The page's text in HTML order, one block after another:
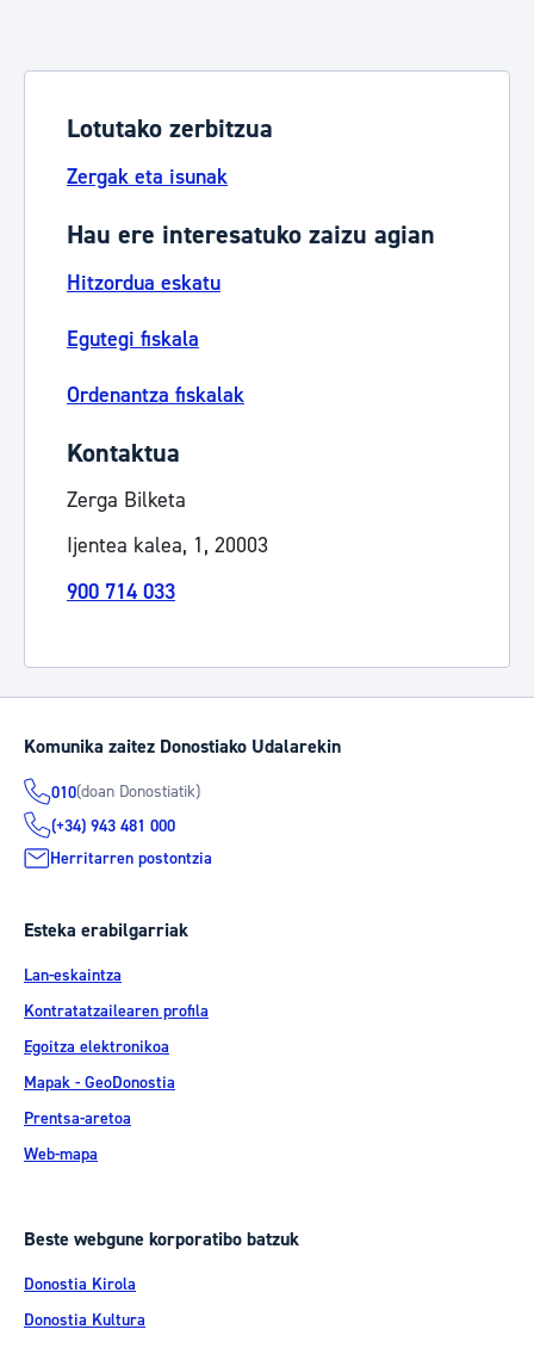
Lotutako zerbitzua
Zergak eta isunak
Hau ere interesatuko zaizu agian
Hitzordua eskatu
Egutegi fiskala
Ordenantza fiskalak
Kontaktua
Zerga Bilketa
Ijentea kalea, 1, 20003
900 714 033
Komunika zaitez Donostiako Udalarekin
010(doan Donostiatik)
(+34) 943 481 000
Herritarren postontzia
Esteka erabilgarriak
Lan-eskaintza
Kontratatzailearen profila
Egoitza elektronikoa
Mapak - GeoDonostia
Prentsa-aretoa
Web-mapa
Beste webgune korporatibo batzuk
Donostia Kirola
Donostia Kultura